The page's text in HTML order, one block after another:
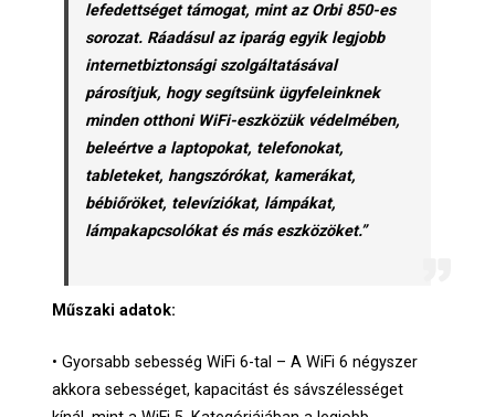
lefedettséget támogat, mint az Orbi 850-es
sorozat. Ráadásul az iparág egyik legjobb
internetbiztonsági szolgáltatásával
párosítjuk, hogy segítsünk ügyfeleinknek
minden otthoni WiFi-eszközük védelmében,
beleértve a laptopokat, telefonokat,
tableteket, hangszórókat, kamerákat,
bébiőröket, televíziókat, lámpákat,
lámpakapcsolókat és más eszközöket.”
Műszaki adatok:
• Gyorsabb sebesség WiFi 6-tal – A WiFi 6 négyszer
akkora sebességet, kapacitást és sávszélességet